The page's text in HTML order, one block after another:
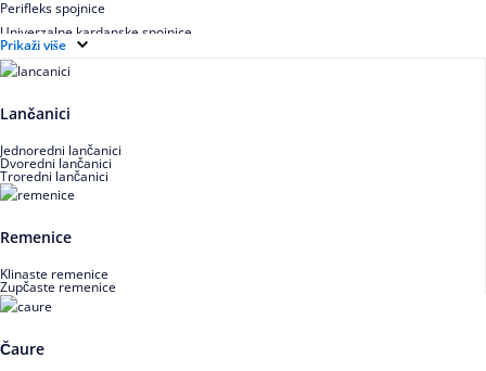
Perifleks spojnice
Univerzalne kardanske spojnice
Zupčaste spojnice
Prikaži više
Lančanici
Jednoredni lančanici
Dvoredni lančanici
Troredni lančanici
Remenice
Klinaste remenice
Zupčaste remenice
Čaure